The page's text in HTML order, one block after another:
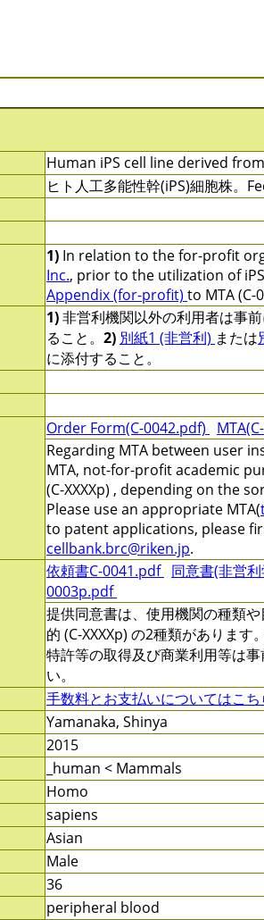
Human iPS cell line derived
ヒト人工多能性幹(iPS)細胞株。
1) In relation to the for-profit
Inc., prior to the utilization of
Appendix (for-profit) to MTA (C-
1)非営利機関以外の利用者は事
ること。 2) 別紙1 (非営利) または
に添付すること。
Order Form(C-0042.pdf)
Regarding MTA between user
MTA, not-for-profit academic
(C-XXXXp) , depending on the
Please use an appropriate MTA(
to patent applications, please
cellbank.brc@riken.jp.
依頼書C-0041.pdf 同意書(非営
0003p.pdf
提供同意書は、使用機関の種類
的 (C-XXXXp) の2種類がありま
特許等の取得及び商業利用等は
い。
手数料とお支払いについてはこち
Yamanaka, Shinya
2015
_human < Mammals
Homo
sapiens
Asian
Male
36
peripheral blood